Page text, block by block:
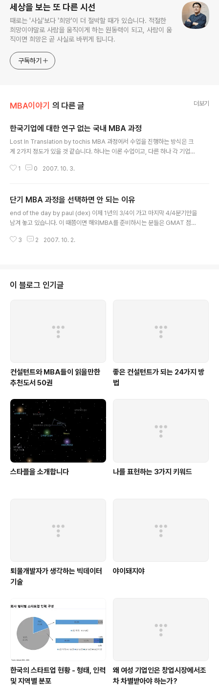
세상을 보는 또 다른 시선
때로는 '사실'보다 '희망'이 더 절박할 때가 있습니다. 적절한
희망이야말로 사람을 움직이게 하는 원동력이 되고, 사람이 움
직이면 희망은 곧 사실로 바뀌게 됩니다.
구독하기
MBA이야기 의 다른 글 더보기
한국기업에 대한 연구 없는 국내 MBA 과정
Lost In Translation by tochis MBA 과정에서 수업을 진행하는 방식은 크
게 2가지 정도가 있을 것 같습니다. 하나는 이론 수업이고, 다른 하나 각 기업들
개의 Textbook 정해서 진행을 하고, Case Study의 경우는 타 대학에서 발
니다. 한국형 MBA에 `한국` 이 없다 ‥ 국내기업 케이스 스터디 전무 그런데, H
BR의 케이스를 찬찬히 살펴보면 주로 미국이나 유럽에 본부를 두고 있는 회사
들을 위주로 많은 사례를 갖고 있습니다만 상대..
1 0 2007. 10. 3.
단기 MBA 과정을 선택하면 안 되는 이유
end of the day by paul (dex) 이제 1년의 3/4이 가고 마지막 4/4분기만을
남겨 놓고 있습니다. 이 때쯤이면 해외MBA를 준비하시는 분들은 GMAT 점수
를 준비하시는 분들은 에세이를 준비해야 때가 아닐까 싶습니다. 저도 예전 기
됩니다. 특히나 국내의 경우 최근에 생긴 단기 MBA 과정에 많은 분들이 관심을
가지고 있는 것 같습니다. 수업료 등이 Full-Time 과..
3 2 2007. 10. 2.
이 블로그 인기글
컨설턴트와 MBA들이 읽을만한
추천도서 50권
좋은 컨설턴트가 되는 24가지 방
법
스타플을 소개합니다 나를 표현하는 3가지 키워드
퇴물개발자가 생각하는 빅데이터
기술
야이돼지야
한국의 스타트업 현황 - 형태, 인력
및 지역별 분포
왜 여성 기업인은 창업시장에서조
차 차별받아야 하는가?